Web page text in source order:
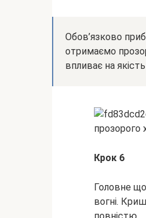
Обов’язково
отримаємо
впливає на
Крок 6
Головне
вогні.